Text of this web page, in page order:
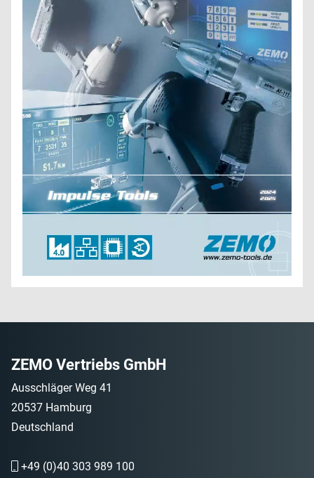
ZEMO Vertriebs GmbH
Ausschläger Weg 41
20537 Hamburg
Deutschland
+49 (0)40 303 989 100